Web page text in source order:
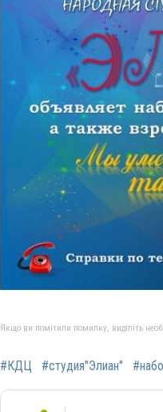
Якщо ви помітили помилку, виділіть
#КДЦ #студия"Элиан"